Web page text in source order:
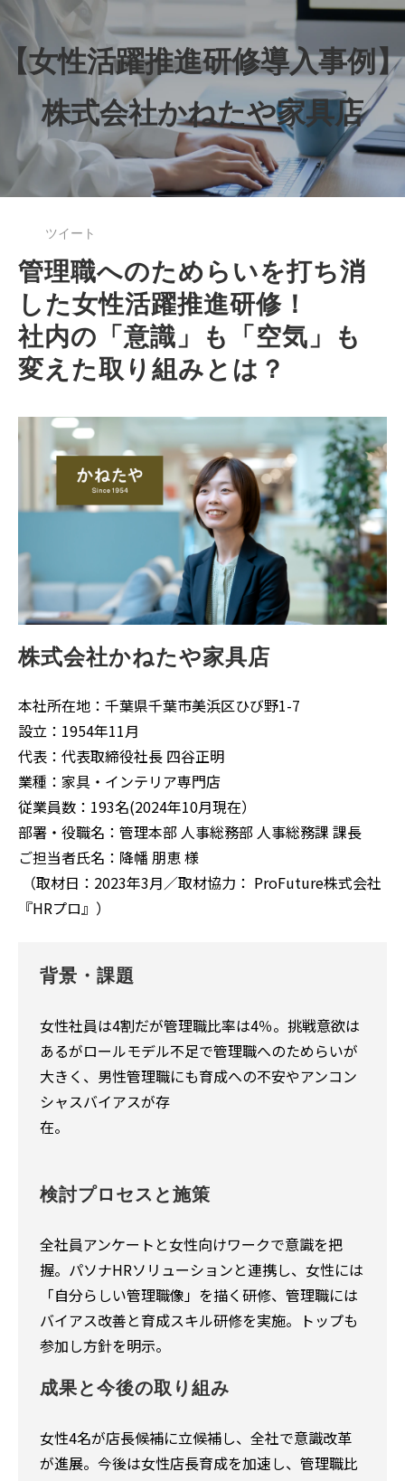
【女性活躍推進研修導入事例】
株式会社かねたや家具店
ツイート
管理職へのためらいを打ち消
した女性活躍推進研修！
社内の「意識」も「空気」も
変えた取り組みとは？
株式会社かねたや家具店
本社所在地： 千葉県千葉市美浜区ひび野1-7
設立： 1954年11月
代表：代表取締役社長 四谷正明
業種：家具・インテリア専門店
従業員数：193名(2024年10月現在）
部署・役職名：管理本部 人事総務部 人事総務課 課長
ご担当者氏名：降幡 朋恵 様
（取材日：2023年3月／取材協力： ProFuture株式会社
『HRプロ』）
背景・課題
女性社員は4割だが管理職比率は4％。挑戦意欲は
あるがロールモデル不足で管理職へのためらいが
大きく、男性管理職にも育成への不安やアンコン
シャスバイアスが存
在。
検討プロセスと施策
全社員アンケートと女性向けワークで意識を把
握。パソナHRソリューションと連携し、女性には
「自分らしい管理職像」を描く研修、管理職には
バイアス改善と育成スキル研修を実施。トップも
参加し方針を明示。
成果と今後の取り組み
女性4名が店長候補に立候補し、全社で意識改革
が進展。今後は女性店長育成を加速し、管理職比